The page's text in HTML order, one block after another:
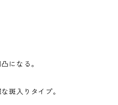
になる。
斑入りタイプ。